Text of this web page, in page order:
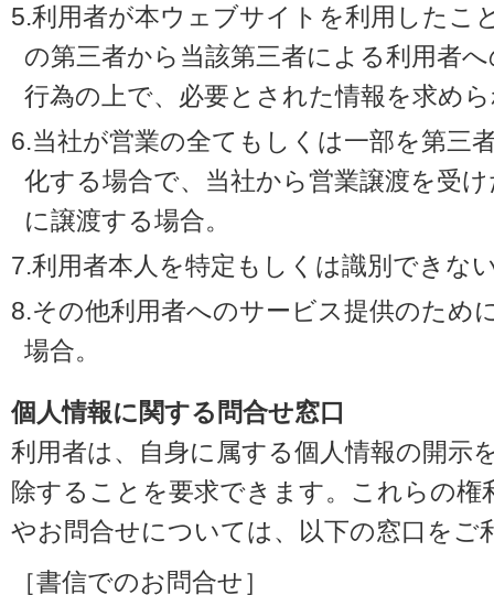
5.利用者が本ウェブサイトを利用したこ
の第三者から当該第三者による利用者
行為の上で、必要とされた情報を求め
6.当社が営業の全てもしくは一部を第三
化する場合で、当社から営業譲渡を受
に譲渡する場合。
7.利用者本人を特定もしくは識別できな
8.その他利用者へのサービス提供のため
場合。
個人情報に関する問合せ窓口
利用者は、自身に属する個人情報の開示
除することを要求できます。これらの権
やお問合せについては、以下の窓口をご
［書信でのお問合せ］